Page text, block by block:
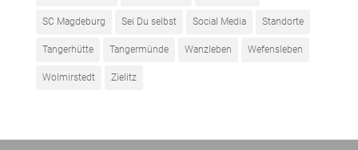
SC Magdeburg Sei Du selbst Social Media Standorte
Tangerhütte Tangermünde Wanzleben Wefensleben
Wolmirstedt Zielitz